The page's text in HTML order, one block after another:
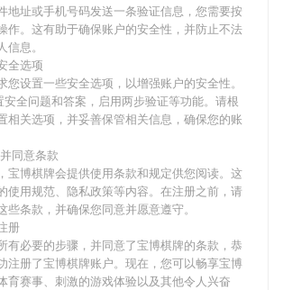
地址或手机号码发送一条验证信息，您需要按
作。这有助于确保账户的安全性，并防止不法
息。
全选项
您设置一些安全选项，以增强账户的安全性。
安全问题和答案，启用两步验证等功能。请根
相关选项，并妥善保管相关信息，确保您的账
同意条款
宝博棋牌会提供使用条款和规定供您阅读。这
使用规范、隐私政策等内容。在注册之前，请
些条款，并确保您同意并愿意遵守。
册
有必要的步骤，并同意了宝博棋牌的条款，恭
注册了宝博棋牌账户。现在，您可以畅享宝博
育赛事、刺激的游戏体验以及其他令人兴奋